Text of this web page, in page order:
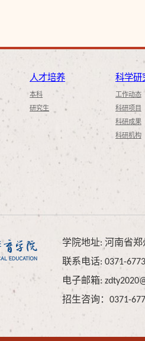
人才培养
本科
研究生
科学研
工作动态
科研项目
科研成果
科研机构
学院地址: 河南省
联系电话: 0371-
电子邮箱:
招生咨询：0371-